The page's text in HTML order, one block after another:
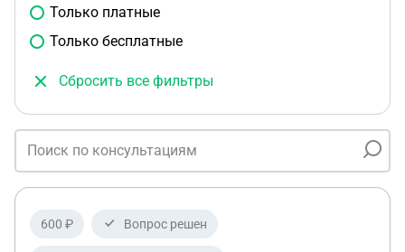
Только платные
Только бесплатные
Сбросить все фильтры
600 ₽ Вопрос решен